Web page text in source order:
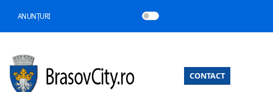
ANUNȚURI
CONTACT